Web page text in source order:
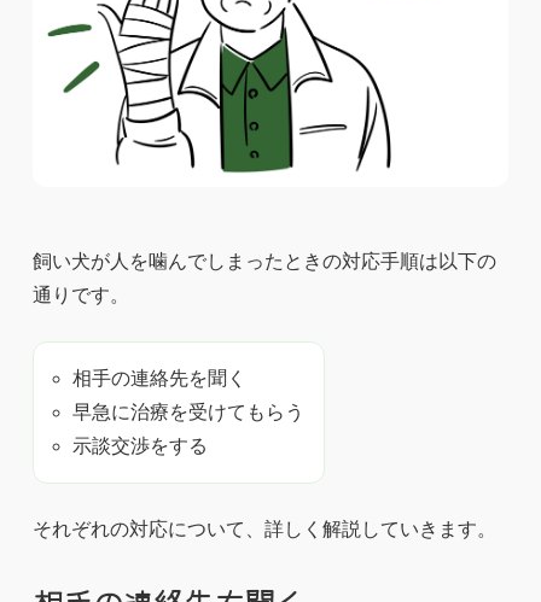
飼い犬が人を噛んでしまったときの対応手順は以下の
通りです。
相手の連絡先を聞く
早急に治療を受けてもらう
示談交渉をする
それぞれの対応について、詳しく解説していきます。